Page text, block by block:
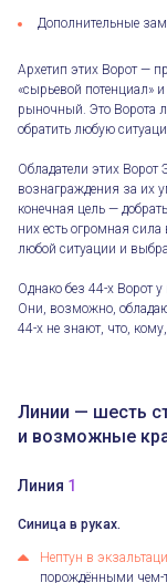
Дополнительные
Архетип этих Ворот —
«сырьевой потенциал»
рыночный. Это Ворота
обратить любую
Обладатели этих Ворот
вознаграждения за их
конечная цель —
них есть огромная
любой ситуации и
Однако без 44-х Ворот у
Они, возможно,
44-х не знают, что, кому,
Линии — шесть
и возможные
Линия 1
Синица в руках.
Нептун в
порождёнными чем-